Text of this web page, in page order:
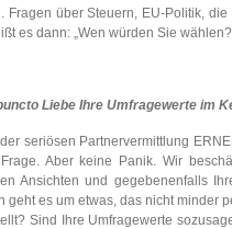
Fragen über Steuern, EU-Politik,
es dann: „Wen würden Sie
Liebe Ihre Umfragewerte im
seriösen Partnervermittlung
Aber keine Panik. Wir
Ansichten und gegebenenfalls
geht es um etwas, das nicht minder
Sind Ihre Umfragewerte